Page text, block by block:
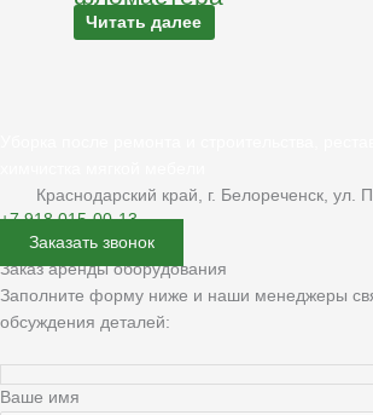
Читать далее
Краснодарский край, г. Белореченск, ул.
+7 918 015-00-13
Заказать звонок
Заказ аренды оборудования
Заполните форму ниже и наши менеджеры
обсуждения деталей:
Ваше имя